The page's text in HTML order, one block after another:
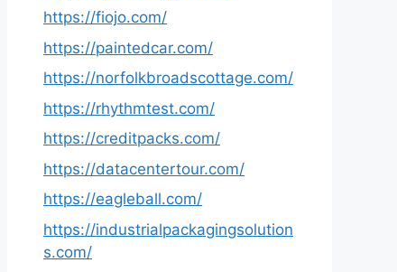
https://fiojo.com/
https://paintedcar.com/
https://norfolkbroadscottage.com/
https://rhythmtest.com/
https://creditpacks.com/
https://datacentertour.com/
https://eagleball.com/
https://industrialpackagingsolution
s.com/